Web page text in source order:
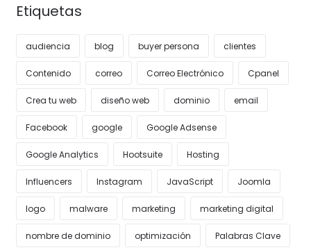
Etiquetas
audiencia blog buyer persona clientes
Contenido correo Correo Electrónico Cpanel
Crea tu web diseño web dominio email
Facebook google Google Adsense
Google Analytics Hootsuite Hosting
Influencers Instagram JavaScript Joomla
logo malware marketing marketing digital
nombre de dominio optimización Palabras Clave